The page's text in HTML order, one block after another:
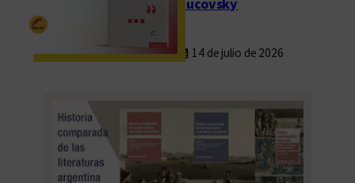
Rucovsky
14 de julio de 2026